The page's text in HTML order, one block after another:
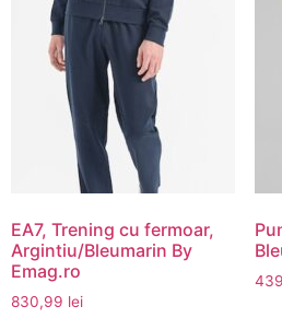
EA7, Trening cu fermoar,
Argintiu/Bleumarin By
Emag.ro
830,99 lei